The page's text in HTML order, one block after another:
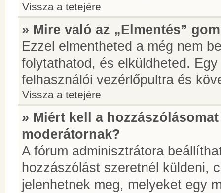
Vissza a tetejére
» Mire való az „Elmentés”
Ezzel elmentheted a még nem
folytathatod, és elküldheted.
felhasználói vezérlőpultra és
Vissza a tetejére
» Miért kell a
moderátornak?
A fórum adminisztrátora
hozzászólást szeretnél küldeni,
jelenhetnek meg, melyeket egy